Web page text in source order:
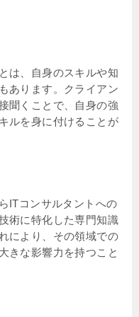
は、自身のスキルや知
あります。クライアン
聞くことで、自身の強
ルを身に付けることが
ITコンサルタントへの
術に特化した専門知識
により、その領域での
きな影響力を持つこと